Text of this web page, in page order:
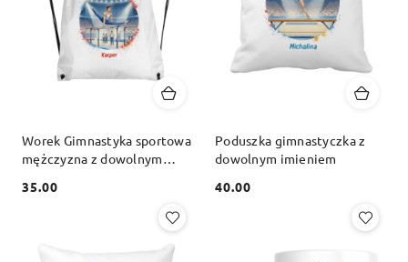
Worek Gimnastyka sportowa
mężczyzna z dowolnym
Cena:
35.00
Poduszka gimnastyczka z
dowolnym imieniem
Cena:
40.00